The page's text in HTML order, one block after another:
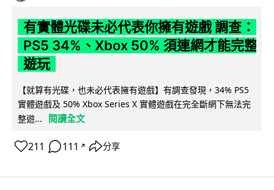
有實體光碟未必代表你擁有遊戲 調查：
PS5 34%、Xbox 50% 須連網才能完整
遊玩
【就算有光碟，也未必代表擁有遊戲】有調查發現，34% PS5
實體遊戲及 50% Xbox Series X 實體遊戲在完全斷網下無法完
整遊...
閱讀全文
211 111 ↗ 分享